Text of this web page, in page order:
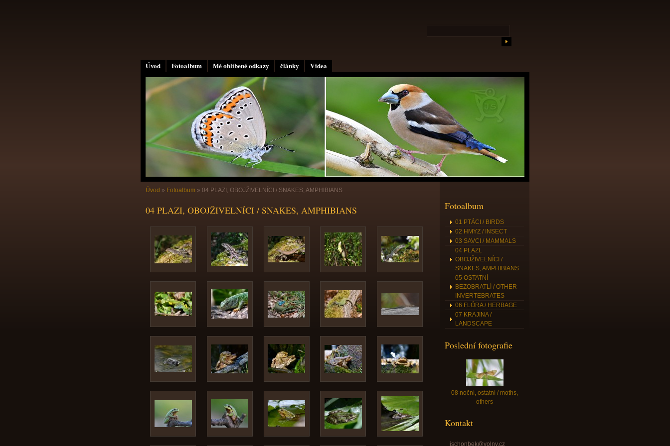
Úvod Fotoalbum Mé oblíbené odkazy články Videa
Úvod » Fotoalbum » 04 PLAZI, OBOJŽIVELNÍCI / SNAKES, AMPHIBIANS
04 PLAZI, OBOJŽIVELNÍCI / SNAKES, AMPHIBIANS Fotoalbum
01 PTÁCI / BIRDS
02 HMYZ / INSECT
03 SAVCI / MAMMALS
04 PLAZI,
OBOJŽIVELNÍCI /
SNAKES, AMPHIBIANS
05 OSTATNÍ
BEZOBRATLÍ / OTHER
INVERTEBRATES
06 FLÓRA / HERBAGE
07 KRAJINA /
LANDSCAPE
Poslední fotografie
08 noční, ostatní / moths,
others
Kontakt
jschonbek@volny.cz